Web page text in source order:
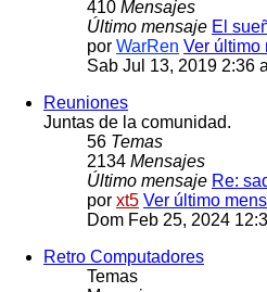
410 Mensajes
Último mensaje El
por WarRen Ver último
Sab Jul 13, 2019 2:36
Reuniones
Juntas de la comunidad.
56 Temas
2134 Mensajes
Último mensaje Re:
por xt5 Ver último
Dom Feb 25, 2024
Retro Computadores
Temas